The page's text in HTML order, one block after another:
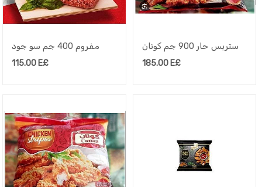
مفروم 400 جم سو جود
115.00 E£
ستربس حار 900 جم كونان
185.00E£